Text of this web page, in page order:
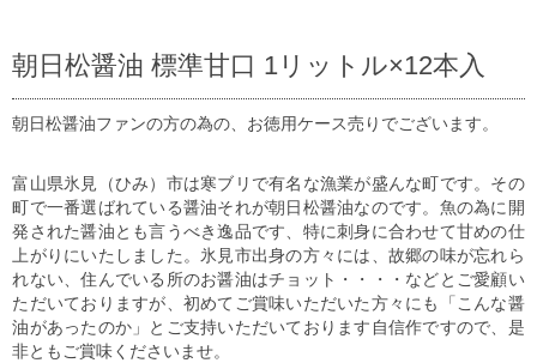
朝日松醤油 標準甘口 1リットル×12本入
朝日松醤油ファンの方の為の、お徳用ケース売りでございます。
富山県氷見（ひみ）市は寒ブリで有名な漁業が盛んな町です。その
町で一番選ばれている醤油それが朝日松醤油なのです。魚の為に開
発された醤油とも言うべき逸品です、特に刺身に合わせて甘めの仕
上がりにいたしました。氷見市出身の方々には、故郷の味が忘れら
れない、住んでいる所のお醤油はチョット・・・・などとご愛顧い
ただいておりますが、初めてご賞味いただいた方々にも「こんな醤
油があったのか」とご支持いただいております自信作ですので、是
非ともご賞味くださいませ。